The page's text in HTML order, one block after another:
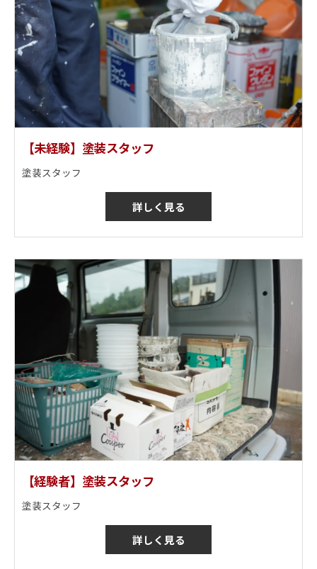
【未経験】塗装スタッフ
塗装スタッフ
詳しく見る
【経験者】塗装スタッフ
塗装スタッフ
詳しく見る